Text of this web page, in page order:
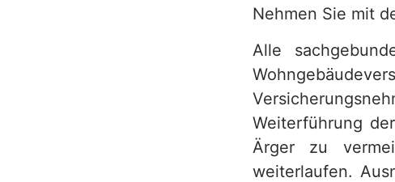
Nehmen Sie mit
Alle
Weiterführung
Ärger zu
weiterlaufen.